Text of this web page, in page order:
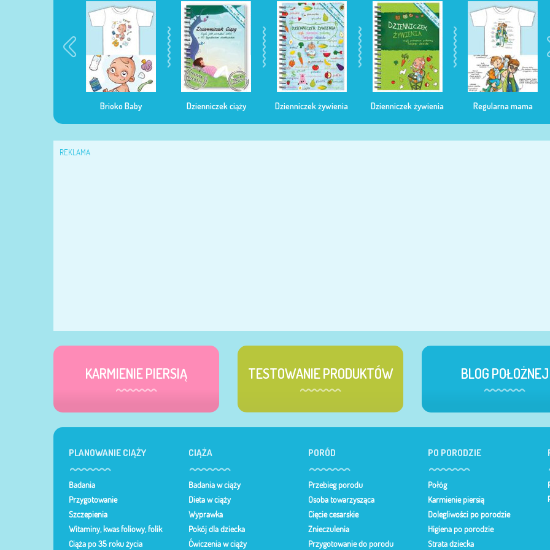
Brioko Baby Dzienniczek ciąży Dzienniczek żywienia Dzienniczek żywienia Regularna mama
REKLAMA
KARMIENIE PIERSIĄ TESTOWANIE PRODUKTÓW BLOG POŁOŻNEJ
PLANOWANIE CIĄŻY
Badania
Przygotowanie
Szczepienia
Witaminy, kwas foliowy, folik
Ciąża po 35 roku życia
CIĄŻA
Badania w ciąży
Dieta w ciąży
Wyprawka
Pokój dla dziecka
Ćwiczenia w ciąży
PORÓD
Przebieg porodu
Osoba towarzysząca
Cięcie cesarskie
Znieczulenia
Przygotowanie do porodu
PO PORODZIE
Połóg
Karmienie piersią
Dolegliwości po porodzie
Higiena po porodzie
Strata dziecka